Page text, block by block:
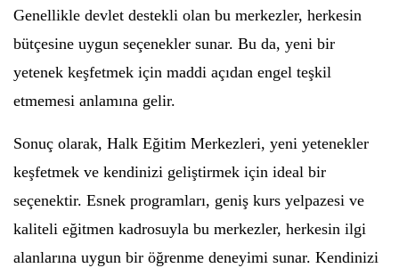
Genellikle devlet destekli olan bu merkezler, herkesin
bütçesine uygun seçenekler sunar. Bu da, yeni bir
yetenek keşfetmek için maddi açıdan engel teşkil
etmemesi anlamına gelir.
Sonuç olarak, Halk Eğitim Merkezleri, yeni yetenekler
keşfetmek ve kendinizi geliştirmek için ideal bir
seçenektir. Esnek programları, geniş kurs yelpazesi ve
kaliteli eğitmen kadrosuyla bu merkezler, herkesin ilgi
alanlarına uygun bir öğrenme deneyimi sunar. Kendinizi